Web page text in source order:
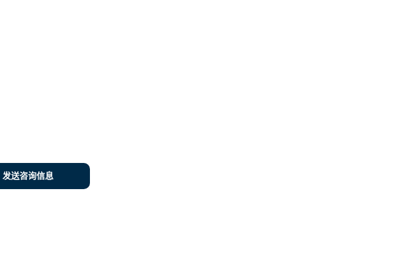
发送咨询信息